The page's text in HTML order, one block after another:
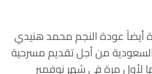
عودة النجم محمد هنيدي
من أجل تقديم مسرحية
لأول مرة في شهر نوفمبر